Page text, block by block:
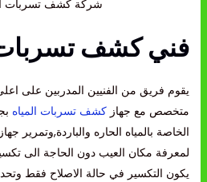
شركة كشف تسربات
فني كشف تسربات
يقوم فريق من الفنيين المدربين على
متخصص مع جهاز كشف تسربات المياه
الخاصة بالمياه الحاره
لمعرفة مكان العيب دون الحاجة الى
يكون التكسير في حالة الاصلاح فقط